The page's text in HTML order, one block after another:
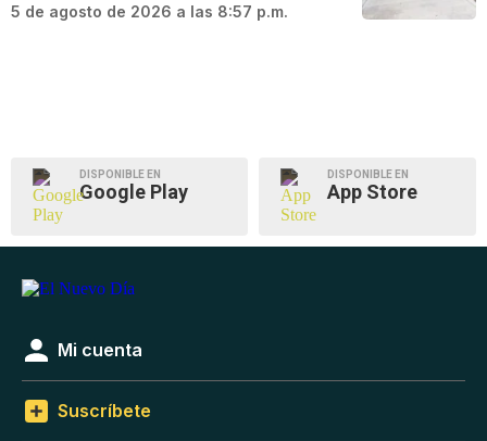
5 de agosto de 2026 a las 8:57 p.m.
DISPONIBLE EN
Google Play
DISPONIBLE EN
App Store
Mi cuenta
Suscríbete